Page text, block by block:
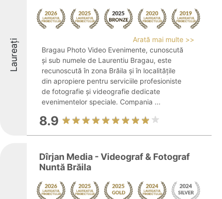
Laureați
Arată mai multe >>
Bragau Photo Video Evenimente, cunoscută
și sub numele de Laurentiu Bragau, este
recunoscută în zona Brăila și în localitățile
din apropiere pentru serviciile profesioniste
de fotografie și videografie dedicate
evenimentelor speciale. Compania ...
8.9
Dîrjan Media - Videograf & Fotograf
Nuntă Brăila